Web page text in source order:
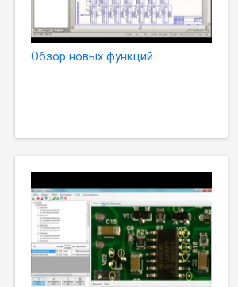
Обзор новых функций